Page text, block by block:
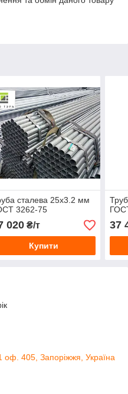
сталева 25х3.2 мм
3262-75
020₴/т
Купити
37
оф. 405, Запоріжжя, Україна